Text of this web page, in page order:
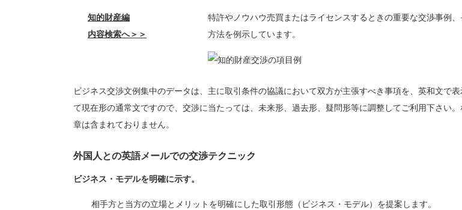
知的財産編
内容検索へ＞＞
特許やノウハウ売買またはライセンスするときの重要な交渉事例
方法を例示しています。
ビジネス交渉文例集中のデータは、主に取引条件の協議において双方が主張すべき事項を、英和文で
て現在形の通常文ですので、交渉に当たっては、未来形、過去形、疑問形等に調整してご利用下さい
章は含まれておりません。
外国人との英語メールでの交渉テクニック
ビジネス・モデルを明確に示す。
相手方と当方の立場とメリットを明確にした取引形態（ビジネス・モデル）を提案します。